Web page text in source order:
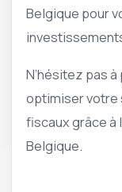
Belgique pour
N’hésitez pas
optimiser votre
fiscaux grâce à
Belgique.